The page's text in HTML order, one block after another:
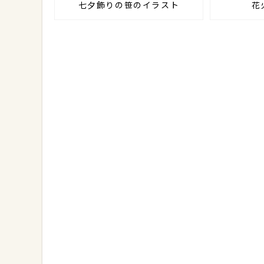
七夕飾りの笹のイラスト 花